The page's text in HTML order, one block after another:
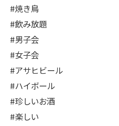
#焼き鳥
#飲み放題
#男子会
#女子会
#アサヒビール
#ハイボール
#珍しいお酒
#楽しい